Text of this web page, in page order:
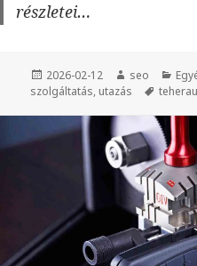
Teherautó
külföldre
mit
érdemes
útnak
indulnál?
részletei…
Közzétéve
2026-02-12 Szerző
seo
szolgáltatás, utazás Címke